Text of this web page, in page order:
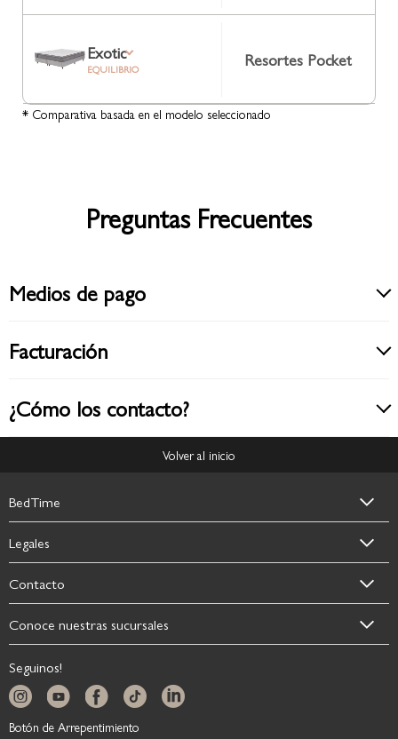
Exotic
EQUILIBRIO Resortes Pocket
* Comparativa basada en el modelo seleccionado
Preguntas Frecuentes
Medios de pago
Facturación
¿Cómo los contacto?
Volver al inicio
BedTime
Legales
Contacto
Conoce nuestras sucursales
Seguinos!
Botón de Arrepentimiento